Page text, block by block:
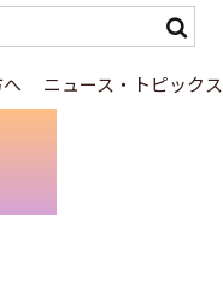
ニュース・トピックス